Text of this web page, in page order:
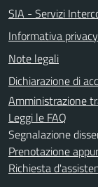
SIA - Servizi
Informativa privacy
Note legali
Dichiarazione di
Amministrazione
Leggi le FAQ
Segnalazione
Prenotazione
Richiesta